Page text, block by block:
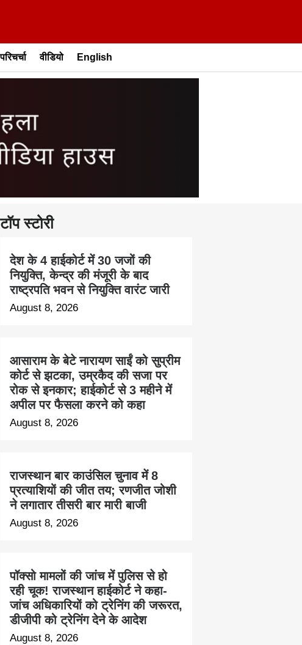
परिचर्चा वीडियो English
टॉप स्टोरी
देश के 4 हाईकोर्ट में 30 जजों की
नियुक्ति, केन्द्र की मंजूरी के बाद
राष्ट्रपति भवन से नियुक्ति वारंट जारी
August 8, 2026
आसाराम के बेटे नारायण साईं को सुप्रीम
कोर्ट से झटका, उम्रकैद की सजा पर
रोक से इनकार; हाईकोर्ट से 3 महीने में
अपील पर फैसला करने को कहा
August 8, 2026
राजस्थान बार काउंसिल चुनाव में 8
प्रत्याशियों की जीत तय; रणजीत जोशी
ने लगातार तीसरी बार मारी बाजी
August 8, 2026
पॉक्सो मामलों की जांच में पुलिस से हो
रही चूक! राजस्थान हाईकोर्ट ने कहा-
जांच अधिकारियों को ट्रेनिंग की जरूरत,
डीजीपी को ट्रेनिंग देने के आदेश
August 8, 2026